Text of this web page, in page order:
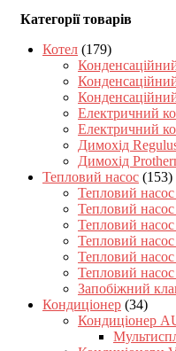
Категорії товарів
Котел (179)
Електричний
Електричний
Димохід
Димохід
Тепловий насос (153)
Тепловий
Тепловий насос
Тепловий
Тепловий
Тепловий
Тепловий
Запобіжний
Кондиціонер (34)
Кондиціонер